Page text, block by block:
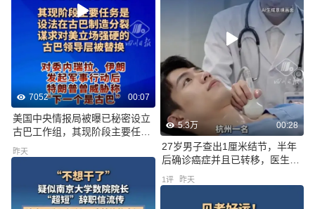
7052 00:07
美国中央情报局被曝已秘密设立
古巴工作组，其现阶段主要任务
是设法在古巴制造分裂，谋求对
美立场强硬的古巴领导层被替换
昨天
5.3万 00:28
27岁男子查出1厘米结节，半年
后确诊癌症并且已转移，医生：
出现这6个信号要警惕
1评 昨天